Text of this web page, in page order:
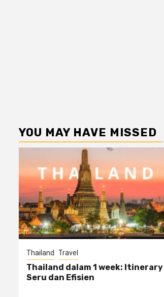
YOU MAY HAVE MISSED
Thailand Travel
Thailand dalam 1 week: Itinerary
Seru dan Efisien